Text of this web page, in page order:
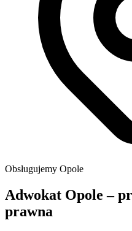
Obsługujemy Opole
Adwokat Opole –
prawna